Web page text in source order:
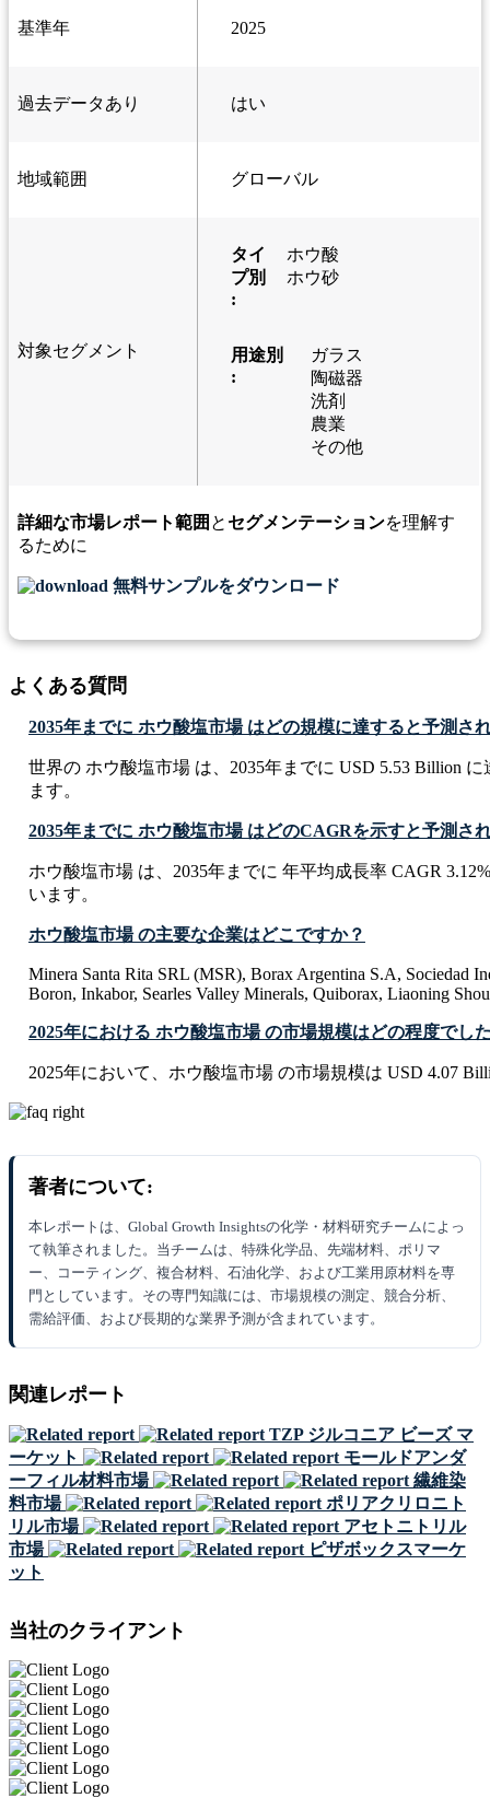
基準年 2025
過去データあり はい
地域範囲 グローバル
対象セグメント
タイ
プ別
:
ホウ酸
ホウ砂
用途別
:
ガラス
陶磁器
洗剤
農業
その他
詳細な市場レポート範囲 と セグメンテーションを理解す
るために
無料サンプルをダウンロード
よくある質問
2035年までに ホウ酸塩市場 はどの規模に達すると予測さ
世界の ホウ酸塩市場 は、2035年までに USD 5.53 Billion
ます。
2035年までに ホウ酸塩市場 はどのCAGRを示すと予測さ
ホウ酸塩市場 は、2035年までに 年平均成長率 CAGR
います。
ホウ酸塩市場 の主要な企業はどこですか？
Minera Santa Rita SRL (MSR), Borax Argentina S.A, Sociedad
Boron, Inkabor, Searles Valley Minerals, Quiborax, Liaoning
2025年における ホウ酸塩市場 の市場規模はどの程度でし
2025年において、ホウ酸塩市場 の市場規模は USD 4.07
著者について:
本レポートは、Global Growth Insightsの化学・材料研究チームによっ
て執筆されました。当チームは、特殊化学品、先端材料、ポリマ
ー、コーティング、複合材料、石油化学、および工業用原材料を専
門としています。その専門知識には、市場規模の測定、競合分析、
需給評価、および長期的な業界予測が含まれています。
関連レポート
TZP ジルコニア ビーズ マ
ーケット
モールドアンダ
ーフィル材料市場
繊維染
料市場
ポリアクリロニト
リル市場
アセトニトリル
市場
ピザボックスマーケ
ット
当社のクライアント